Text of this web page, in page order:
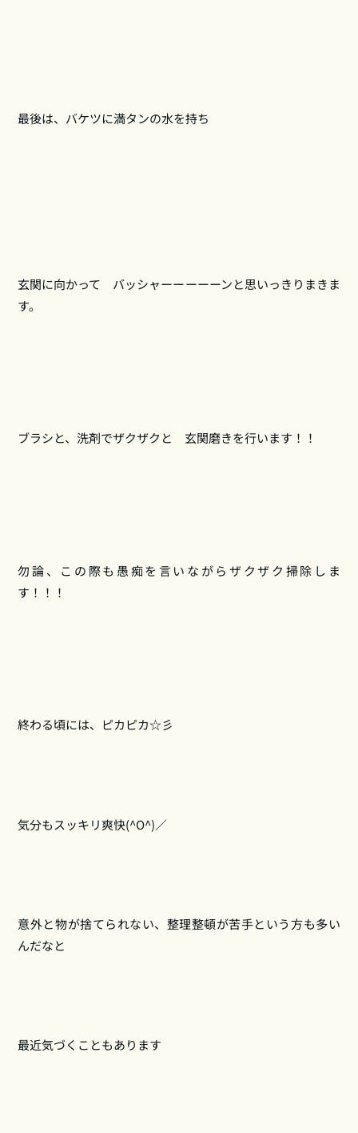
最後は、バケツに満タンの水を持ち
玄関に向かって バッシャーーーーーンと思いっきりまきま
す。
ブラシと、洗剤でザクザクと 玄関磨きを行います！！
勿論、この際も愚痴を言いながらザクザク掃除しま
す！！！
終わる頃には、ピカピカ☆彡
気分もスッキリ爽快(^O^)／
意外と物が捨てられない、整理整頓が苦手という方も多い
んだなと
最近気づくこともあります